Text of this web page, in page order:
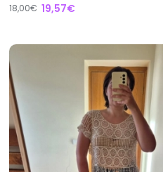
18,00€ 19,57€